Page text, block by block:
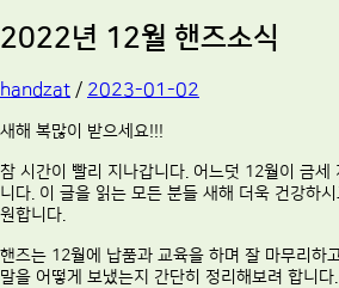
2022년 12월 핸즈소식
handzat / 2023-01-02
새해 복많이 받으세요!!!
참 시간이 빨리 지나갑니다. 어느덧 12월이 금
니다. 이 글을 읽는 모든 분들 새해 더욱 건강하
원합니다.
핸즈는 12월에 납품과 교육을 하며 잘 마무리하
말을 어떻게 보냈는지 간단히 정리해보려 합니다.